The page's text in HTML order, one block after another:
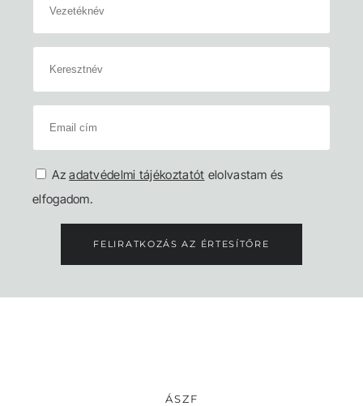
Azadatvédelmi tájékoztatót elolvastam és
elfogadom.
FELIRATKOZÁS AZ ÉRTESÍTŐRE
ÁSZF